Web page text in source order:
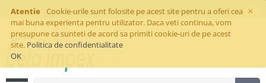
×
Atentie
Cookie-urile sunt folosite pe acest site pentru a oferi cea
mai buna experienta pentru utilizator. Daca veti continua, vom
presupune ca sunteti de acord sa primiti cookie-uri de pe acest
site. Politica de confidentialitate
OK